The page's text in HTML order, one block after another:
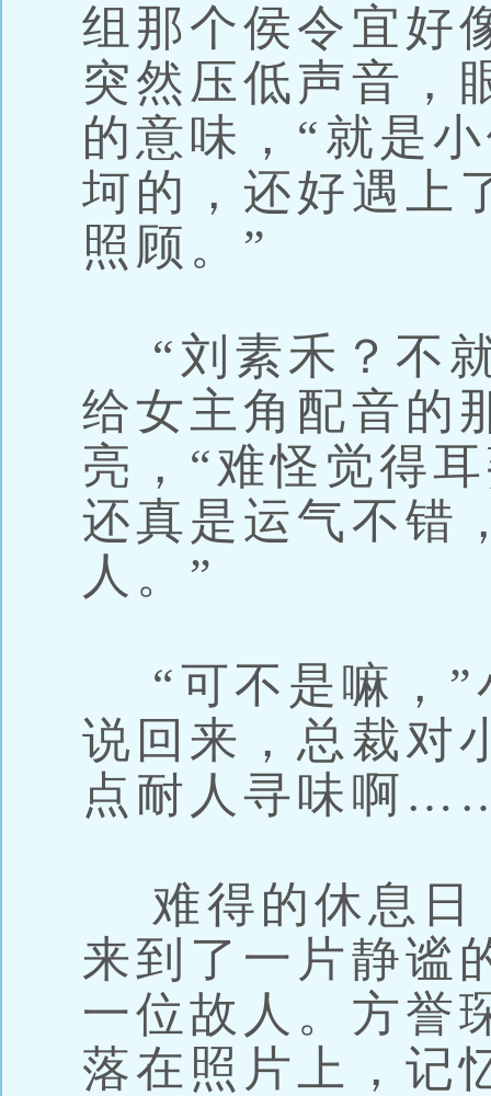
组那个侯令宜好
突然压低声音，
的意味，“就是
坷的，还好遇上
照顾。”
“刘素禾？不
给女主角配音的
亮，“难怪觉得
还真是运气不错
人。”
“可不是嘛，”
说回来，总裁对
点耐人寻味啊
难得的休息日
来到了一片静谧
一位故人。方誉
落在照片上，